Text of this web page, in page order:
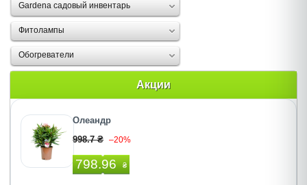
Gardena садовый инвентарь
Фитолампы
Обогреватели
Акции
Олеандр
998.7 ₴ –20%
798.96 ₴